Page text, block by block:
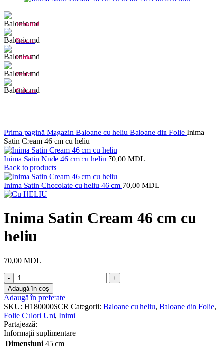
Tematică
Desene
Formă
Pentru
Culoare
Prima pagină Magazin Baloane cu heliu Baloane din Folie Inima
Satin Cream 46 cm cu heliu
Inima Satin Nude 46 cm cu heliu 70,00 MDL
Back to products
Inima Satin Chocolate cu heliu 46 cm 70,00 MDL
Inima Satin Cream 46 cm cu
heliu
70,00 MDL
Cantitate
Inima
Satin
Cream
46
cm
cu
heliu
Adaugă în coș
Adaugă în preferate
SKU: H180000SCR Categorii: Baloane cu heliu, Baloane din Folie,
Folie Culori Uni, Inimi
Partajează:
Informații suplimentare
Dimensiuni 45 cm